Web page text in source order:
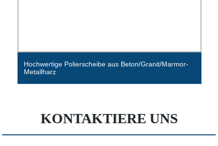
Hochwertige Polierscheibe aus Beton/Granit/Marmor-
Metallharz
KONTAKTIERE UNS